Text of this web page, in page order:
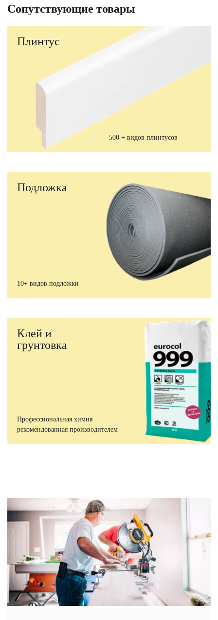
Сопутствующие товары
Плинтус
500 + видов плинтусов
Подложка
10+ видов подложки
Клей и
грунтовка
Профессиональная химия
рекомендованная производителем